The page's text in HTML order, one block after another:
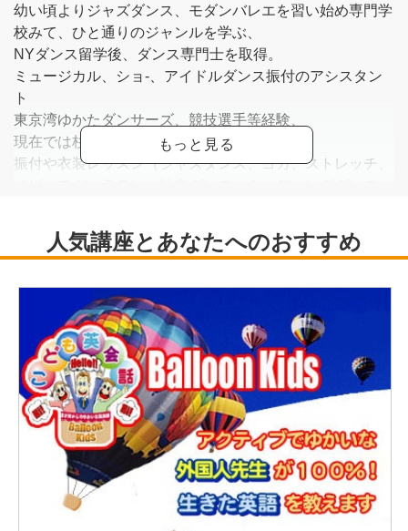
幼い頃よりジャズダンス、モダンバレエを習い始め専門学
校みて、ひと通りのジャンルを学ぶ、
NYダンス留学後、ダンス専門士を取得。
ミュージカル、ショ-、アイドルダンス振付のアシスタン
ト
東京湾ゆかたダンサーズ、競技選手等経験、
現在では杉山ダンススタジオに所属、
振付や衣装レッスン（ジャズダンス、ヨガ、ストレッチ、
NJDC審査員をしている。カルチャースクールではアイド
ルダンスを10年以上担当。